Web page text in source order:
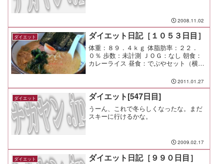
2008.11.02
ダイエット ダイエット日記［１０５３日目］
体重：８９．４ｋｇ 体脂肪率：２２．
０％ 歩数：未計測 ＪＯＧ：なし 朝食：
カレーライス 昼食：でぶやセット（横濱
メモ：終電まで仕事。 もっと要領よく
やれれば良いのだが。
2011.01.27
ダイエット ダイエット[547日目]
うーん、これで冬らしくなったな。まだ
スキーに行けるかな。
2009.02.17
ダイエット ダイエット日記［９９０日目］